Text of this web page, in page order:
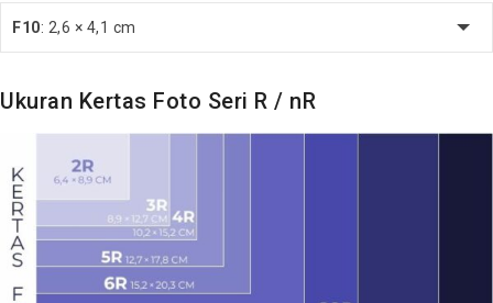
F10: 2,6 × 4,1 cm
Ukuran Kertas Foto Seri R / nR